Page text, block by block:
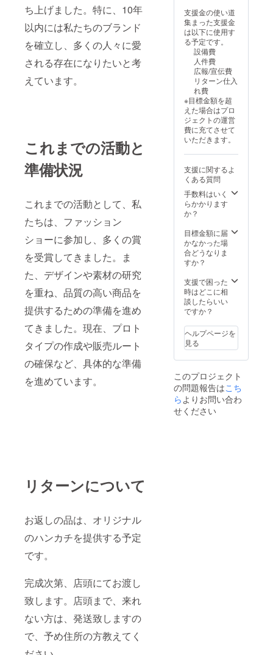
ち上げました。特に、10年
以内には私たちのブランド
を確立し、多くの人々に愛
される存在になりたいと考
えています。
これまでの活動と
準備状況
これまでの活動として、私
たちは、ファッション
ショーに参加し、多くの賞
を受賞してきました。ま
た、デザインや素材の研究
を重ね、品質の高い商品を
提供するための準備を進め
てきました。現在、プロト
タイプの作成や販売ルート
の確保など、具体的な準備
を進めています。
リターンについて
お返しの品は、オリジナル
のハンカチを提供する予定
です。
完成次第、店頭にてお渡し
致します。店頭まで、来れ
ない方は、発送致しますの
で、予め住所の方教えてく
支援金の使い道
集まった支援金
は以下に使用す
る予定です。
設備費
人件費
広報/宣伝費
リターン仕入
れ費
※目標金額を超
えた場合はプロ
ジェクトの運営
費に充てさせて
いただきます。
支援に関するよ
くある質問
手数料はいく
らかかります
か？
目標金額に届
かなかった場
合どうなりま
すか？
支援で困った
時はどこに相
談したらいい
ですか？
ヘルプページを
見る
このプロジェクト
の問題報告はこち
ら よりお問い合わ
せください